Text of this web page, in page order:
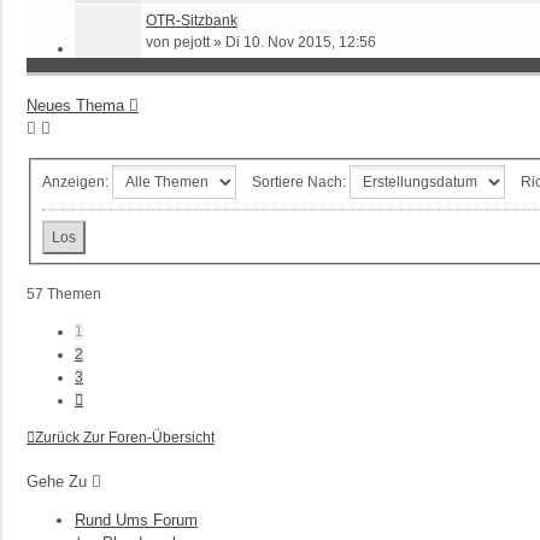
OTR-Sitzbank
von pejott » Di 10. Nov 2015, 12:56
Neues Thema
Anzeigen: Sortiere Nach:
57 Themen
1
2
3
Zurück Zur Foren-Übersicht
Gehe Zu
Rund Ums Forum